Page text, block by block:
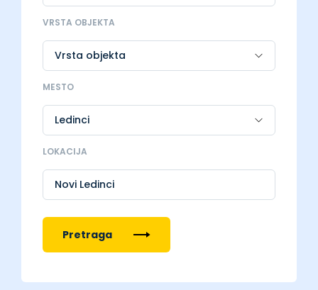
VRSTA OBJEKTA
MESTO
LOKACIJA
Novi Ledinci
Pretraga